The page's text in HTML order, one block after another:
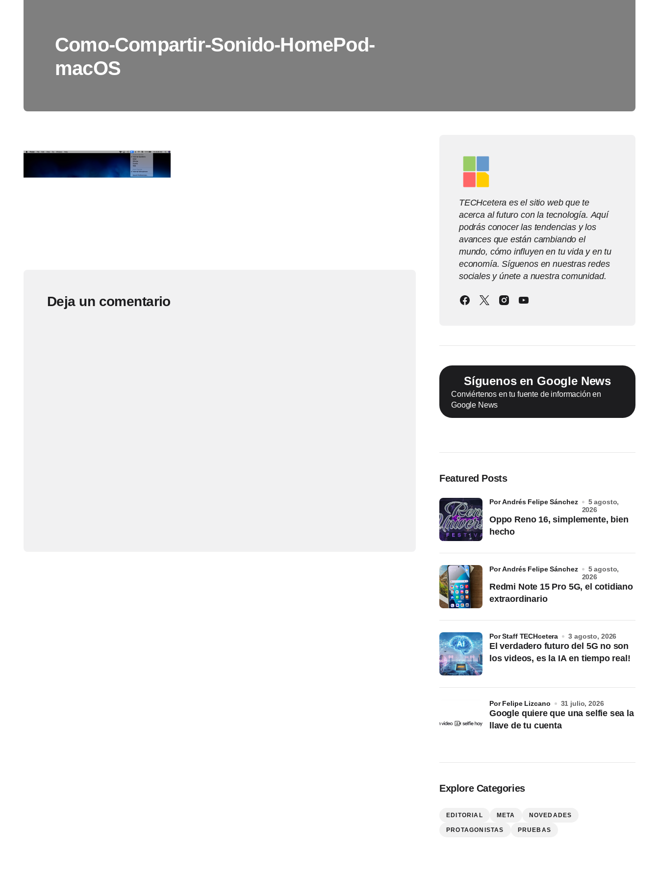
Como-Compartir-Sonido-HomePod-
macOS
Deja un comentario
TECHcetera es el sitio web que te
acerca al futuro con la tecnología. Aquí
podrás conocer las tendencias y los
avances que están cambiando el
mundo, cómo influyen en tu vida y en tu
economía. Síguenos en nuestras redes
sociales y únete a nuestra comunidad.
Síguenos en Google News
Conviértenos en tu fuente de información en
Google News
Featured Posts
Oppo Reno 16, simplemente, bien
hecho
por Andrés Felipe Sánchez
5 agosto,
2026
Redmi Note 15 Pro 5G, el cotidiano
extraordinario
por Andrés Felipe Sánchez
5 agosto,
2026
El verdadero futuro del 5G no son
los videos, es la IA en tiempo real!
por Staff TECHcetera 3 agosto, 2026
Google quiere que una selfie sea la
llave de tu cuenta
por Felipe Lizcano 31 julio, 2026
Explore Categories
EDITORIAL META NOVEDADES
PROTAGONISTAS PRUEBAS